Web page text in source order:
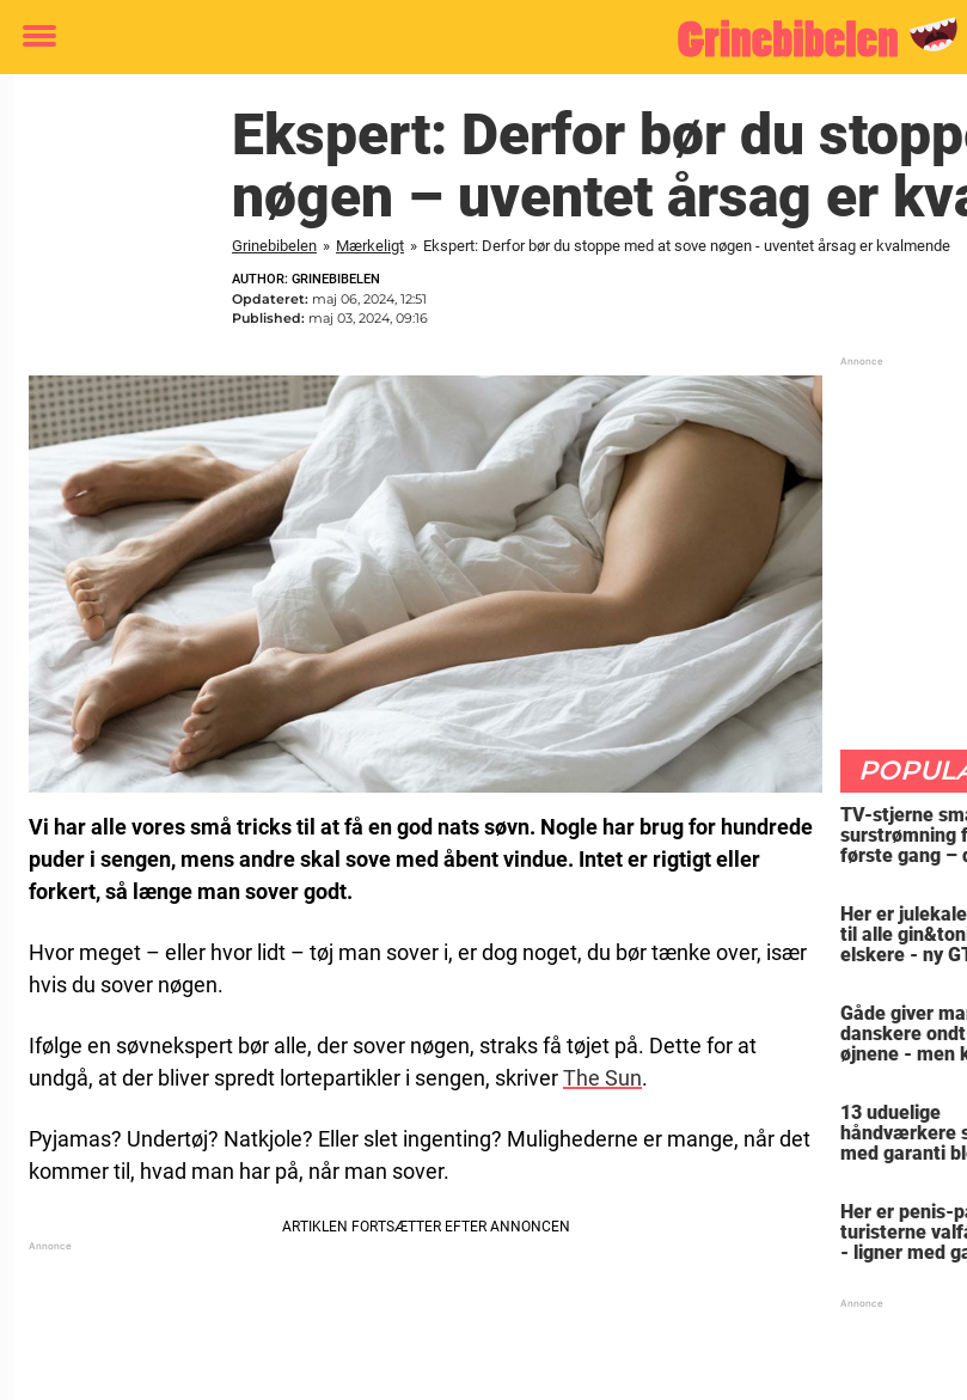
Toggle
Ekspert: Derfor bør du
nøgen – uventet årsag er
Grinebibelen » Mærkeligt » Ekspert: Derfor bør du stoppe med at sove nøgen - uventet årsag er kvalmende
AUTHOR: GRINEBIBELEN
Opdateret: maj 06, 2024, 12:51
Published: maj 03, 2024, 09:16
Vi har alle vores små tricks til at få en god nats søvn. Nogle har brug for hundrede
puder i sengen, mens andre skal sove med åbent vindue. Intet er rigtigt eller
forkert, så længe man sover godt.
Hvor meget – eller hvor lidt – tøj man sover i, er dog noget, du bør tænke over, især
hvis du sover nøgen.
Ifølge en søvnekspert bør alle, der sover nøgen, straks få tøjet på. Dette for at
undgå, at der bliver spredt lortepartikler i sengen, skriverThe Sun.
Pyjamas? Undertøj? Natkjole? Eller slet ingenting? Mulighederne er mange, når det
kommer til, hvad man har på, når man sover.
TV-stjerne
surstrømning
første gang –
skrige af grin
Her er
til alle
elskere - ny
Gåde giver
danskere
øjnene - men
13 uduelige
håndværkere
med garanti
Her er penis-
turisterne
- ligner med